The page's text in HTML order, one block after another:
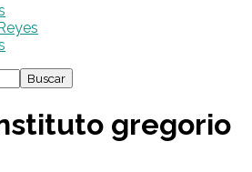
gregorio